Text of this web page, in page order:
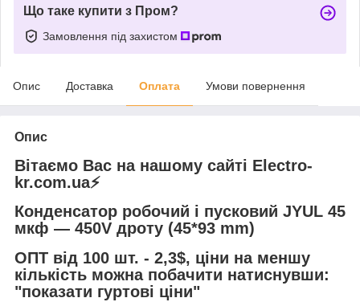
Що таке купити з Пром?
Замовлення під захистом
Опис Доставка Оплата Умови повернення
Опис
Вітаємо Вас на нашому сайті Electro-
kr.com.ua⚡️
Конденсатор робочий і пусковий JYUL 45
мкф — 450V дроту (45*93 mm)
ОПТ від 100 шт. - 2,3$, ціни на меншу
кількість можна побачити натиснувши:
"показати гуртові ціни"